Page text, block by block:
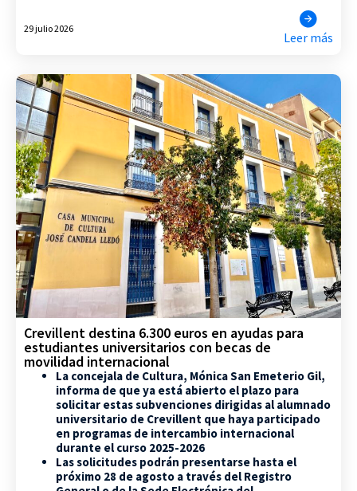
29 julio 2026
Leer más
Crevillent destina 6.300 euros en ayudas para
estudiantes universitarios con becas de
movilidad internacional
La concejala de Cultura, Mónica San Emeterio Gil,
informa de que ya está abierto el plazo para
solicitar estas subvenciones dirigidas al alumnado
universitario de Crevillent que haya participado
en programas de intercambio internacional
durante el curso 2025-2026
Las solicitudes podrán presentarse hasta el
próximo 28 de agosto a través del Registro